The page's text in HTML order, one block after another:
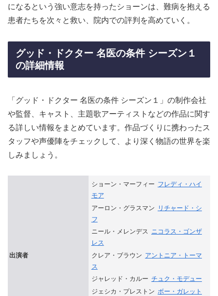
になるという強い意志を持ったショーンは、難病を抱える
患者たちを次々と救い、院内での評判を高めていく。
グッド・ドクター 名医の条件 シーズン１
の詳細情報
「グッド・ドクター 名医の条件 シーズン１」の制作会社
や監督、キャスト、主題歌アーティストなどの作品に関す
る詳しい情報をまとめています。作品づくりに携わったス
タッフや声優陣をチェックして、より深く物語の世界を楽
しみましょう。
出演者
ショーン・マーフィー フレディ・ハイ
モア
アーロン・グラスマン
リチャード・シ
フ
ニール・メレンデス ニコラス・ゴンザ
レス
クレア・ブラウン アントニア・トーマ
ス
ジャレッド・カルー チュク・モデュー
ジェシカ・プレストン ボー・ガレット